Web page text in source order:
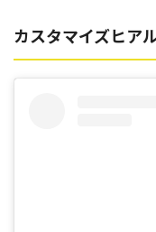
カスタマイズヒア